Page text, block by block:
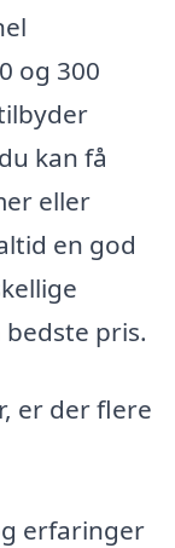
og 300
kan få
eller
en god
pris.
er der flere
erfaringer